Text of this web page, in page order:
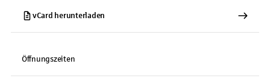
vCard herunterladen
Öffnungszeiten